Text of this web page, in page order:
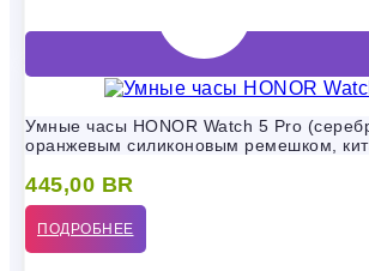
Умные часы HONOR Watch 5 Pro
оранжевым силиконовым ремешком,
445,00 BR
ПОДРОБНЕЕ